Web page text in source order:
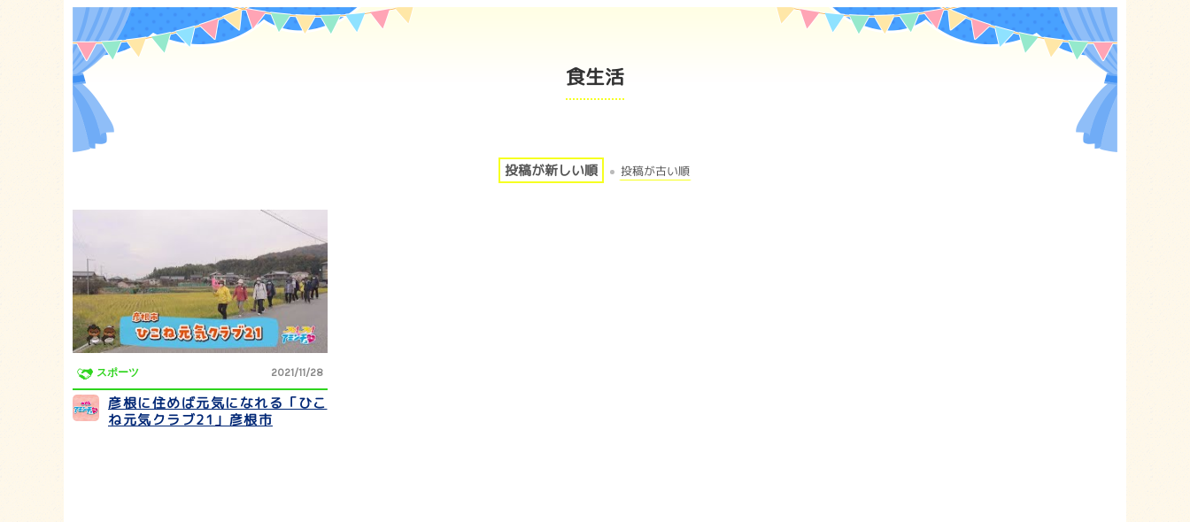
食生活
投稿が新しい順 投稿が古い順
スポーツ 2021/11/28
彦根に住めば元気になれる「ひこ
ね元気クラブ21」彦根市